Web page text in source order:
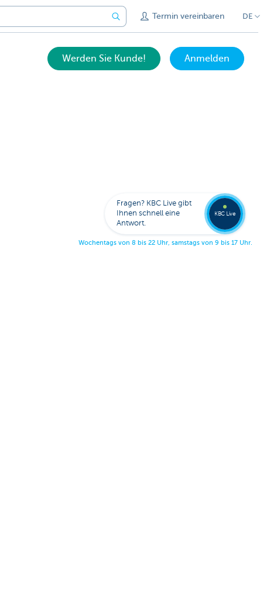
Termin vereinbaren DE
Werden Sie Kunde! Anmelden
Fragen? KBC Live gibt
Ihnen schnell eine
Antwort.
Wochentags von 8 bis 22 Uhr, samstags von 9 bis 17 Uhr.
KBC Live